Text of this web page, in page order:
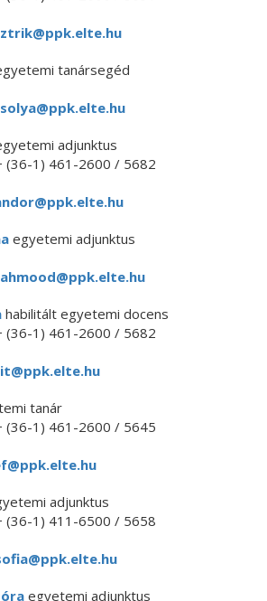
tanársegéd
adjunktus
(36-1) 461-2600 / 5682
egyetemi adjunktus
habilitált egyetemi docens
(36-1) 461-2600 / 5682
tanár
(36-1) 461-2600 / 5645
adjunktus
(36-1) 411-6500 / 5658
egyetemi adjunktus